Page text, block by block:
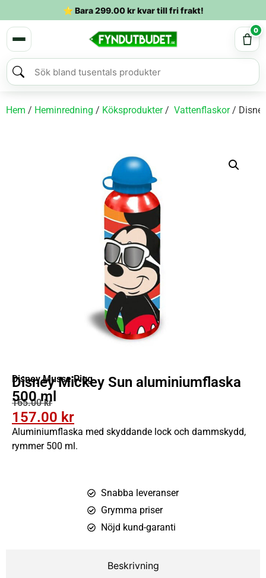
⭐ Bara299.00krkvar till fri frakt!
0
Hem / Heminredning / Köksprodukter/ Vattenflaskor/
Disney Musse Pigg
Disney Mickey Sun aluminiumflaska
500 ml
165.00kr
157.00 kr
Aluminiumflaska med skyddande lock och dammskydd,
rymmer 500 ml.
Snabba leveranser
Grymma priser
Nöjd kund-garanti
Beskrivning